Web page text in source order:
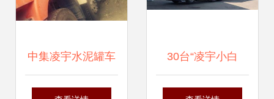
中集凌宇水泥罐车
二手市场分析 成都
30台“凌宇小白
罐”挺进西南，背后